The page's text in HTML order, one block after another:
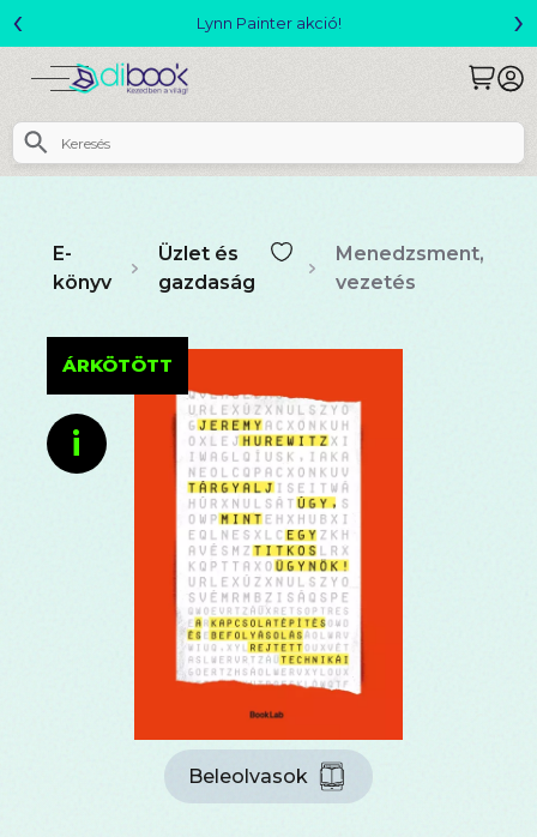
Megjelent! L. J. Shen: Legvadabb álmaimban szeretlek
‹ ›
E-
könyv
Üzlet és
gazdaság
Menedzsment,
vezetés
ÁRKÖTÖTT
i
Beleolvasok